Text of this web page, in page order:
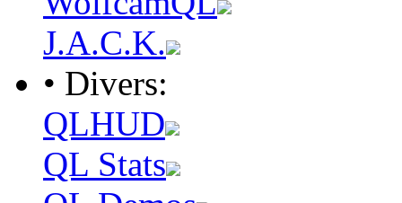
J.A.C.K.
• Divers:
QLHUD
QL Stats